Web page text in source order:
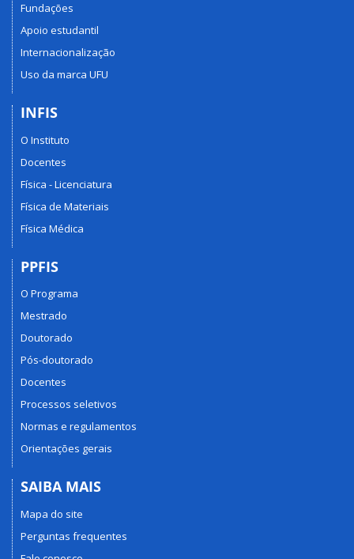
Fundações
Apoio estudantil
Internacionalização
Uso da marca UFU
INFIS
O Instituto
Docentes
Física - Licenciatura
Física de Materiais
Física Médica
PPFIS
O Programa
Mestrado
Doutorado
Pós-doutorado
Docentes
Processos seletivos
Normas e regulamentos
Orientações gerais
SAIBA MAIS
Mapa do site
Perguntas frequentes